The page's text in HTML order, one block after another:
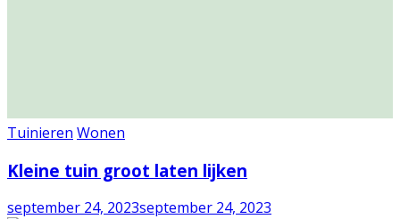
Tuinieren Wonen
Kleine tuin groot laten lijken
september 24, 2023september 24, 2023